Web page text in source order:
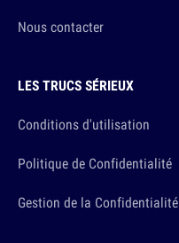
Nous contacter
LES TRUCS SÉRIEUX
Conditions d'utilisation
Politique de Confidentialité
Gestion de la Confidentialité